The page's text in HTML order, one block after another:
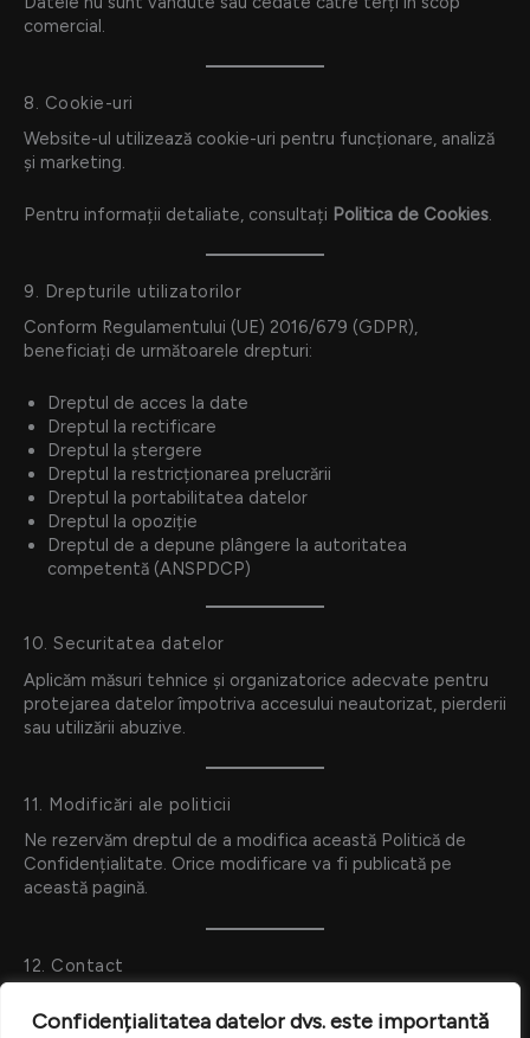
Confidențialitatea datelor dvs. este importantă
comercial.
8. Cookie-uri
Website-ul utilizează cookie-uri pentru funcționare, analiză
și marketing.
Pentru informații detaliate, consultați Politica de Cookies.
9. Drepturile utilizatorilor
Conform Regulamentului (UE) 2016/679 (GDPR),
beneficiați de următoarele drepturi:
Dreptul de acces la date
Dreptul la rectificare
Dreptul la ștergere
Dreptul la restricționarea prelucrării
Dreptul la portabilitatea datelor
Dreptul la opoziție
Dreptul de a depune plângere la autoritatea
competentă (ANSPDCP)
10. Securitatea datelor
Aplicăm măsuri tehnice și organizatorice adecvate pentru
protejarea datelor împotriva accesului neautorizat, pierderii
sau utilizării abuzive.
11. Modificări ale politicii
Ne rezervăm dreptul de a modifica această Politică de
Confidențialitate. Orice modificare va fi publicată pe
această pagină.
12. Contact